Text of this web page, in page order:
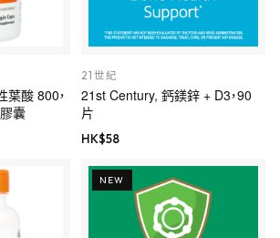
酸 800，
囊
21世紀
21st Century, 鈣鎂鋅 + D3，90
片
HK$58
NEW